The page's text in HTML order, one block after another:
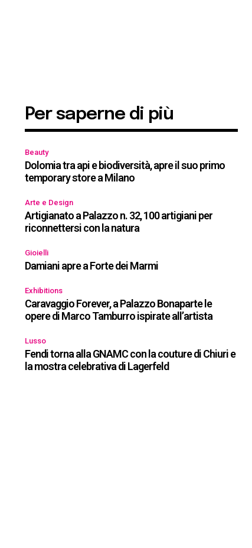
Per saperne di più
Beauty
Dolomia tra api e biodiversità, apre il suo primo
temporary store a Milano
Arte e Design
Artigianato a Palazzo n. 32, 100 artigiani per
riconnettersi con la natura
Gioielli
Damiani apre a Forte dei Marmi
Exhibitions
Caravaggio Forever, a Palazzo Bonaparte le
opere di Marco Tamburro ispirate all’artista
Lusso
Fendi torna alla GNAMC con la couture di Chiuri e
la mostra celebrativa di Lagerfeld